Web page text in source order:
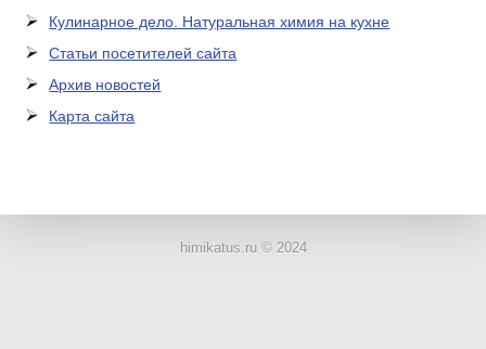
Кулинарное дело. Натуральная химия на кухне
Статьи посетителей сайта
Архив новостей
Карта сайта
himikatus.ru © 2024